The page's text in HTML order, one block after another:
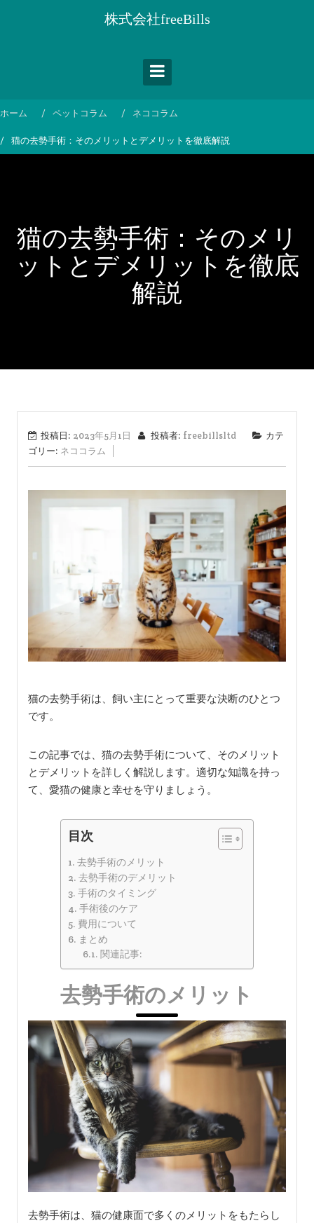
ス
ッ
株式会社freeBills
ホーム ペットコラム ネココラム
猫の去勢手術：そのメリットとデメリットを徹底解説
猫の去勢手術：そのメリ
ットとデメリットを徹底
解説
投稿日: 2023年5月1日 投稿者: freebillsltd
カテ
ゴリー: ネココラム
猫の去勢手術は、飼い主にとって重要な決断のひとつ
です。
この記事では、猫の去勢手術について、そのメリット
とデメリットを詳しく解説します。適切な知識を持っ
て、愛猫の健康と幸せを守りましょう。
目次
去勢手術のメリット
去勢手術のデメリット
手術のタイミング
手術後のケア
費用について
まとめ
関連記事:
去勢手術のメリット
去勢手術は、猫の健康面で多くのメリットをもたらし